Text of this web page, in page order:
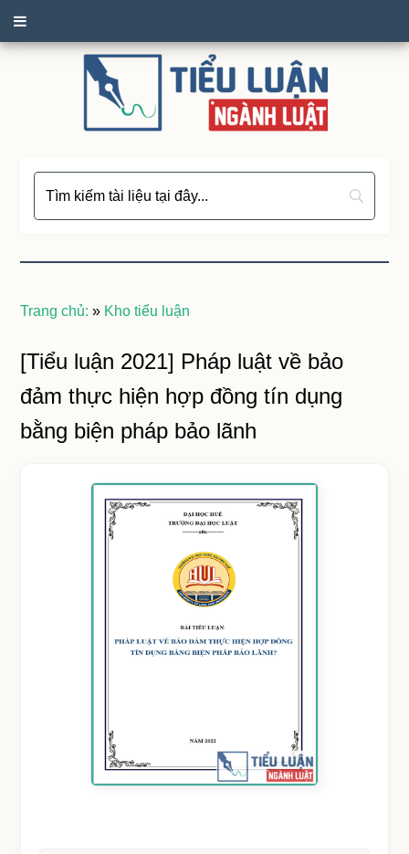
Trang chủ: » Kho tiểu luận
[Tiểu luận 2021] Pháp luật về bảo
đảm thực hiện hợp đồng tín dụng
bằng biện pháp bảo lãnh